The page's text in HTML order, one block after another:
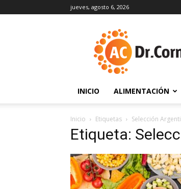
jueves, agosto 6, 2026
INICIO ALIMENTACIÓN
Inicio Etiquetas Selección
Etiqueta: